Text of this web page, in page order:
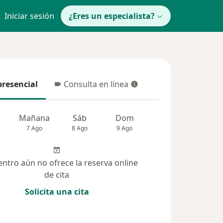
Iniciar sesión ¿Eres un especialista?
Consulta en línea
Consulta en línea
Mañana
7 Ago
Sáb
8 Ago
Dom
9 Ago
aún no ofrece la reserva online
de cita
Solicita una cita